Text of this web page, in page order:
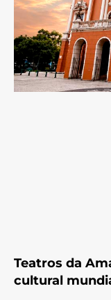
Teatros da
cultural